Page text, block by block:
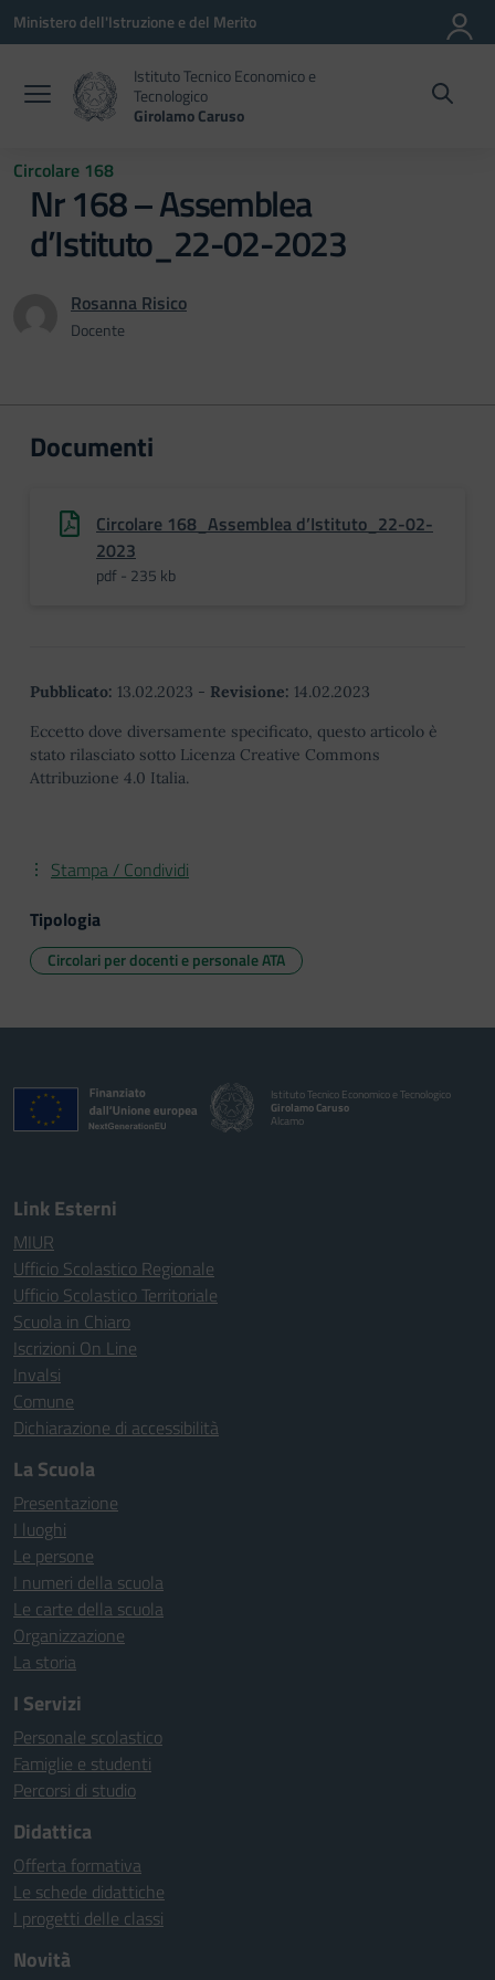
Vai ai contenuti
Vai al menu di navigazione
Vai al footer
Ministero dell'Istruzione e del Merito
Istituto Tecnico Economico e
Tecnologico
Girolamo Caruso
Circolare 168
Nr 168 – Assemblea
d’Istituto_22-02-2023
Rosanna Risico
Docente
Documenti
Circolare 168_Assemblea d’Istituto_22-02-
2023
pdf - 235 kb
Pubblicato: 13.02.2023 - Revisione: 14.02.2023
Eccetto dove diversamente specificato, questo articolo è
stato rilasciato sotto Licenza Creative Commons
Attribuzione 4.0 Italia.
Stampa / Condividi
Tipologia
Circolari per docenti e personale ATA
Istituto Tecnico Economico e Tecnologico
Girolamo Caruso
Alcamo
Link Esterni
MIUR
Ufficio Scolastico Regionale
Ufficio Scolastico Territoriale
Scuola in Chiaro
Iscrizioni On Line
Invalsi
Comune
Dichiarazione di accessibilità
La Scuola
Presentazione
I luoghi
Le persone
I numeri della scuola
Le carte della scuola
Organizzazione
La storia
I Servizi
Personale scolastico
Famiglie e studenti
Percorsi di studio
Didattica
Offerta formativa
Le schede didattiche
I progetti delle classi
Novità